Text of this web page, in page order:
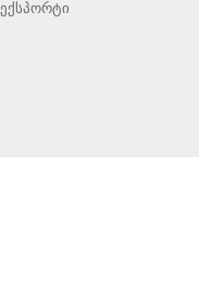
ექსპორტი